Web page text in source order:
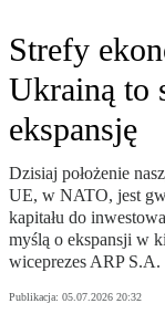
Strefy
Ukrainą to
ekspansję
Dzisiaj położenie
UE, w NATO, jest
kapitału do
myślą o ekspansji w
wiceprezes ARP S.A.
Publikacja: 05.07.2026 20:32